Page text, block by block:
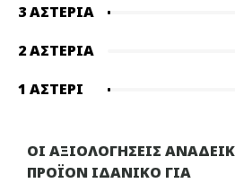
3 ΑΣΤΈΡΙΑ
2 ΑΣΤΈΡΙΑ
1 ΑΣΤΈΡΙ
ΟΙ ΑΞΙΟΛΟΓΗΣΕΙΣ
ΠΡΟΪΟΝ ΙΔΑΝΙΚΟ ΓΙΑ